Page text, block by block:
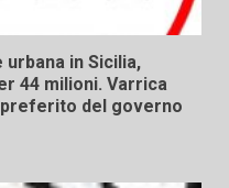
in Sicilia,
44 milioni. Varrica
preferito del governo